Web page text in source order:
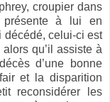
croupier dans
présente à lui en
décédé, celui-ci est
qu’il assiste à
d’une bonne
et la disparition
reconsidérer les